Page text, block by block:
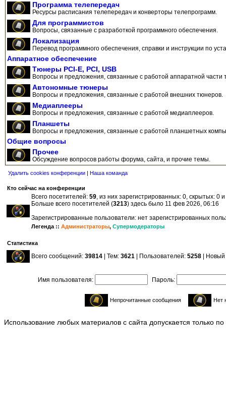
Программа телепередач
Ресурсы расписания телепередач и конверторы телепрограмм.
Для программистов
Вопросы, связанные с разработкой программного обеспечения.
Локализация
Перевод программного обеспечения, справки и инструкции по
Аппаратное обеспечение
Тюнеры PCI-E, PCI, USB
Вопросы и предложения, связанные с работой аппаратной части
Автономные тюнеры
Вопросы и предложения, связанные с работой внешних тюнеров.
Медиаплееры
Вопросы и предложения, связанные с работой медиаплееров.
Планшеты
Вопросы и предложения, связанные с работой планшетных
Общие вопросы
Прочее
Обсуждение вопросов работы форума, сайта, и прочие темы.
Удалить cookies конференции | Наша команда
Кто сейчас на конференции
Всего посетителей: 59, из них зарегистрированных: 0, скрытых: 0
Больше всего посетителей (3213) здесь было 11 фев 2026, 06:16
Зарегистрированные пользователи: нет зарегистрированных
Легенда :: Администраторы, Супермодераторы
Статистика
Всего сообщений: 39814 | Тем: 3621 | Пользователей: 5258 |
Имя пользователя: Пароль:
Непрочитанные сообщения Нет
Использование любых материалов с сайта допускается только